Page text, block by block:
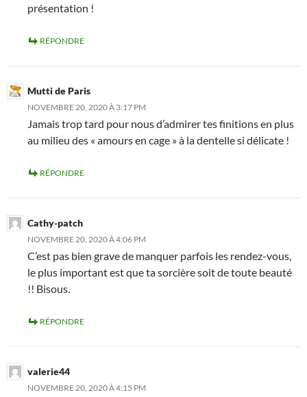
présentation !
RÉPONDRE
Mutti de Paris
NOVEMBRE 20, 2020 À 3:17 PM
Jamais trop tard pour nous d’admirer tes finitions en plus
au milieu des « amours en cage » à la dentelle si délicate !
RÉPONDRE
Cathy-patch
NOVEMBRE 20, 2020 À 4:06 PM
C’est pas bien grave de manquer parfois les rendez-vous,
le plus important est que ta sorcière soit de toute beauté
!! Bisous.
RÉPONDRE
valerie44
NOVEMBRE 20, 2020 À 4:15 PM